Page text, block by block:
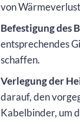
von
Befestigung des
entsprechendes
schaffen.
Verlegung der
darauf, den
Kabelbinder, um